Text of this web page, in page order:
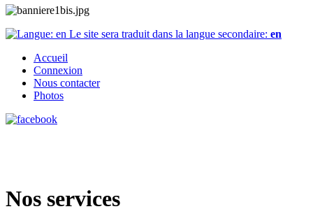
Le site sera traduit dans la langue secondaire: en
Accueil
Connexion
Nous contacter
Photos
Nos services